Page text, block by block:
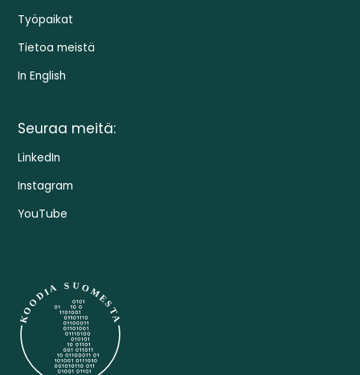
Työpaikat
Tietoa meistä
In English
Seuraa meitä:
LinkedIn
Instagram
YouTube